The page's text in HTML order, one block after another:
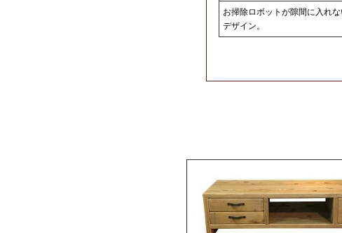
お掃除ロボットが隙間に入れ
デザイン。